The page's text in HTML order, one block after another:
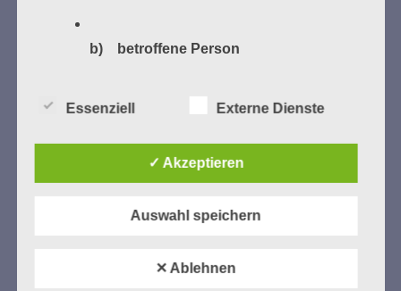
GEDENKEN UND ERINNERN BEGINNT IN
UNSERER NACHBARSCHAFT
b) betroffene Person
oder identifizierbare natürliche Person,
verarbeitet werden.
c) Verarbeitung
automatisierter Verfahren ausgeführte
Essenziell Externe Dienste
✓ Akzeptieren
Auswahl speichern
✕ Ablehnen